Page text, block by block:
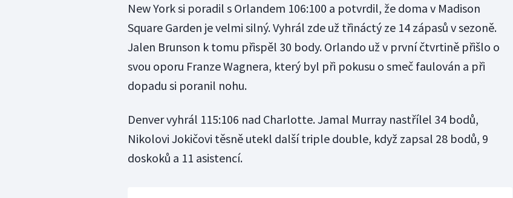
New York si poradil s Orlandem 106:100 a potvrdil, že doma v Madison
Square Garden je velmi silný. Vyhrál zde už třináctý ze 14 zápasů v sezoně.
Jalen Brunson k tomu přispěl 30 body. Orlando už v první čtvrtině přišlo o
svou oporu Franze Wagnera, který byl při pokusu o smeč faulován a při
dopadu si poranil nohu.
Denver vyhrál 115:106 nad Charlotte. Jamal Murray nastřílel 34 bodů,
Nikolovi Jokičovi těsně utekl další triple double, když zapsal 28 bodů, 9
doskoků a 11 asistencí.